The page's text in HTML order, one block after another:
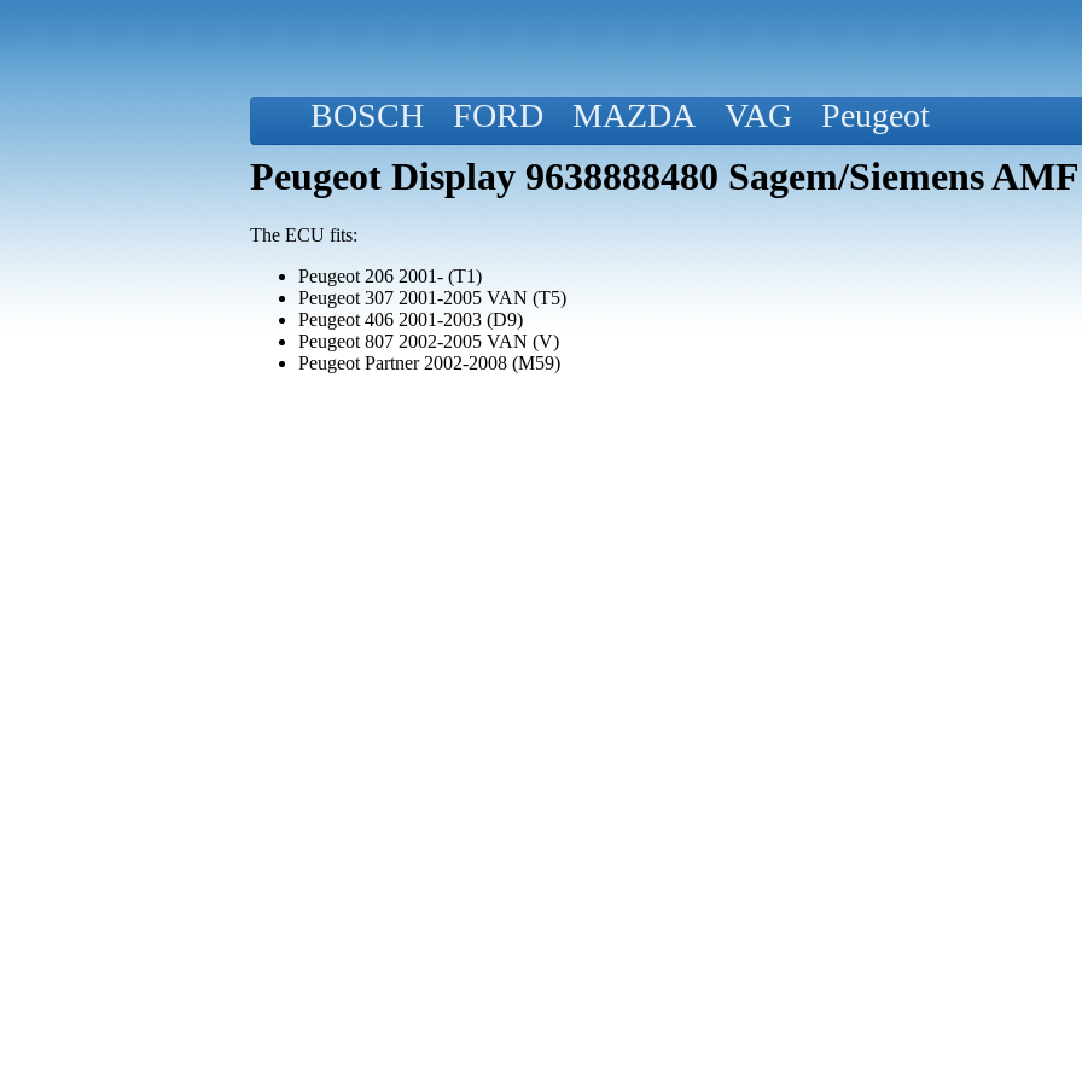
BOSCH FORD MAZDA VAG Peugeot
Peugeot Display 9638888480 Sagem/Siemens
The ECU fits:
Peugeot 206 2001- (T1)
Peugeot 307 2001-2005 VAN (T5)
Peugeot 406 2001-2003 (D9)
Peugeot 807 2002-2005 VAN (V)
Peugeot Partner 2002-2008 (M59)